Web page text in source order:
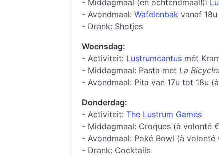
- Middagmaal (en ochtendmaal!):
- Avondmaal:Wafelenbak vanaf
- Drank: Shotjes
Woensdag:
- Activiteit: Lustrumcantus mét
- Middagmaal: Pasta met La
- Avondmaal: Pita van 17u tot 18u
Donderdag:
- Activiteit:The Lustrum Games
- Middagmaal: Croques (à volonté
- Avondmaal: Poké Bowl (à
- Drank: Cocktails